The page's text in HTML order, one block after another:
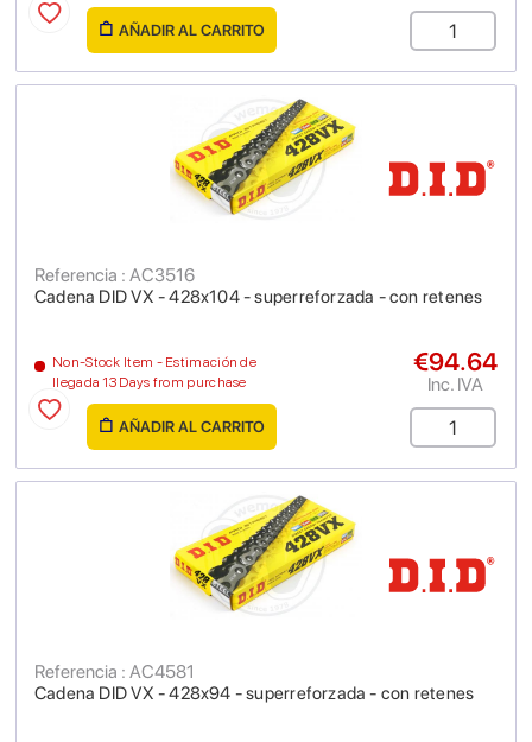
AÑADIR AL CARRITO
Cadena DID VX - 428x104 - superreforzada - con retenes
Referencia : AC3516
Non-Stock Item - Estimación de
llegada 13 Days from purchase
€94.64
Inc. IVA
AÑADIR AL CARRITO
Cadena DID VX - 428x94 - superreforzada - con retenes
Referencia : AC4581